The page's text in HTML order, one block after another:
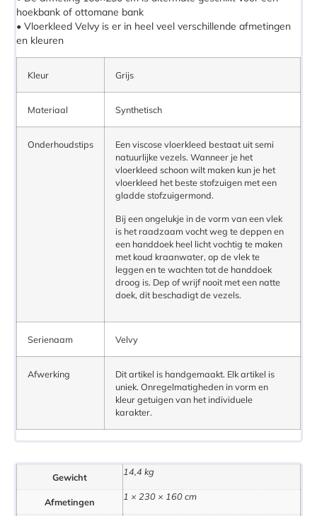
hoekbank of ottomane bank
• Vloerkleed Velvy is er in heel veel verschillende afmetingen
en kleuren
Kleur Grijs
Materiaal Synthetisch
Onderhoudstips
Een viscose vloerkleed bestaat uit semi
natuurlijke vezels. Wanneer je het
vloerkleed schoon wilt maken kun je het
vloerkleed het beste stofzuigen met een
gladde stofzuigermond.
Bij een ongelukje in de vorm van een vlek
is het raadzaam vocht weg te deppen en
een handdoek heel licht vochtig te maken
met koud kraanwater, op de vlek te
leggen en te wachten tot de handdoek
droog is. Dep of wrijf nooit met een natte
doek, dit beschadigt de vezels.
Serienaam Velvy
Afwerking
Dit artikel is handgemaakt. Elk artikel is
uniek. Onregelmatigheden in vorm en
kleur getuigen van het individuele
karakter.
Gewicht 14,4 kg
Afmetingen 1 × 230 × 160 cm